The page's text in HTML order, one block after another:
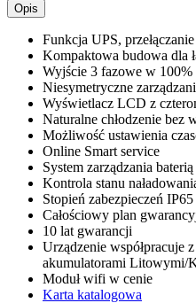
Opis
Funkcja UPS,
Kompaktowa budowa dla
Wyjście 3 fazowe w
Niesymetryczne
Wyświetlacz LCD z
Naturalne chłodzenie bez
Możliwość ustawienia
Online Smart service
System zarządzania
Kontrola stanu
Stopień zabezpieczeń IP65
Całościowy plan
10 lat gwarancji
Urządzenie współpracuje z
akumulatorami Litowymi/
Moduł wifi w cenie
Karta katalogowa